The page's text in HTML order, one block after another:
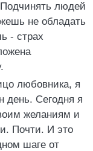
людей
не обладать
- страх
любовника, я
день. Сегодня я
желаниям и
Почти. И это
шаге от